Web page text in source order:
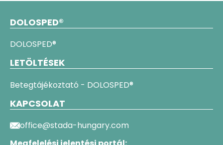
DOLOSPED®
DOLOSPED®
LETÖLTÉSEK
Betegtájékoztató - DOLOSPED®
KAPCSOLAT
office@stada-hungary.com